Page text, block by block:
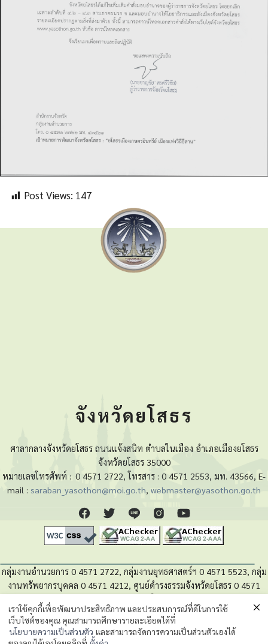
Post Views: 147
จังหวัดยโสธร
ศาลากลางจังหวัดยโสธร ถนนแจ้งสนิท ตำบลในเมือง อำเภอเมืองยโสธร
จังหวัดยโสธร 35000
หมายเลขโทรศัพท์ : 0 4571 2722, โทรสาร : 0 4571 2553, มท. 43566, E-
mail : saraban_yasothon@moi.go.th, webmaster@yasothon.go.th
กลุ่มงานอำนวยการ 0 4571 2722, กลุ่มงานยุทธศาสตร์ฯ 0 4571 5523, กลุ่ม
งานทรัพยากรบุคคล 0 4571 4212, ศูนย์ดำรงธรรมจังหวัดยโสธร 0 4571
นโยบายความเป็นส่วนตัวของข้อมูล
เราใช้คุกกี้เพื่อพัฒนาประสิทธิภาพ และประสบการณ์ที่ดีในการใช้
เว็บไซต์ของคุณ คุณสามารถศึกษารายละเอียดได้ที่
นโยบายความเป็นส่วนตัว และสามารถจัดการความเป็นส่วนตัวเองได้